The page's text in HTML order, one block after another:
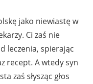
jako niewiastę w
Ci zaś nie
leczenia, spierając
recept. A wtedy syn
zaś słysząc głos